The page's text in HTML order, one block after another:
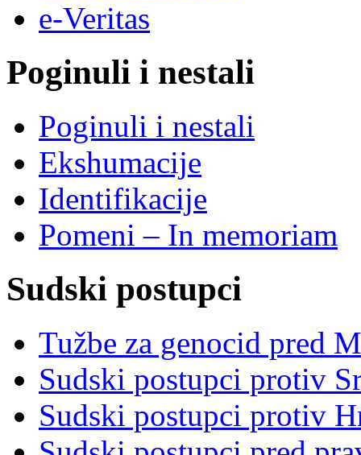
e-Veritas
Poginuli i nestali
Poginuli i nestali
Ekshumacije
Identifikacije
Pomeni – In memoriam
Sudski postupci
Tužbe za genocid pred
Sudski postupci protiv
Sudski postupci protiv